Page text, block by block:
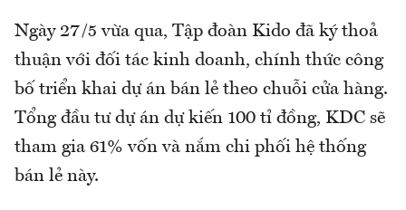
Ngày 27/5 vừa qua, Tập đoàn Kido đã ký thoả
thuận với đối tác kinh doanh, chính thức công
bố triển khai dự án bán lẻ theo chuỗi cửa hàng.
Tổng đầu tư dự án dự kiến 100 tỉ đồng, KDC sẽ
tham gia 61% vốn và nắm chi phối hệ thống
bán lẻ này.